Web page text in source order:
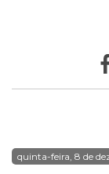
quinta-feira, 8 de